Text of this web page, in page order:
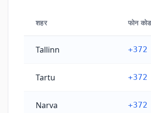
शहर फोन
Tallinn +372
Tartu +372
Narva +372